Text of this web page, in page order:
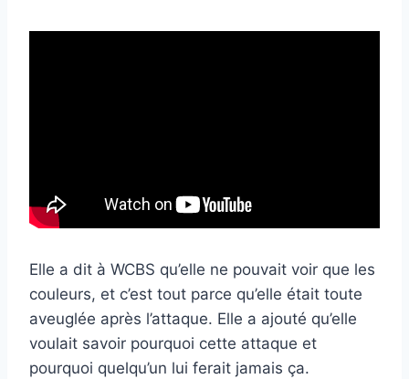
Elle a dit à WCBS qu’elle ne pouvait voir que les
couleurs, et c’est tout parce qu’elle était toute
aveuglée après l’attaque. Elle a ajouté qu’elle
voulait savoir pourquoi cette attaque et
pourquoi quelqu’un lui ferait jamais ça.